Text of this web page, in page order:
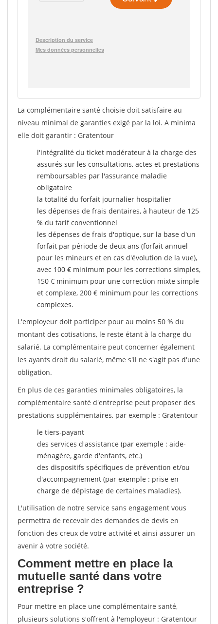
La complémentaire santé choisie doit satisfaire au
niveau minimal de garanties exigé par la loi. A minima
elle doit garantir : Gratentour
l'intégralité du ticket modérateur à la charge des
assurés sur les consultations, actes et prestations
remboursables par l'assurance maladie
obligatoire
la totalité du forfait journalier hospitalier
les dépenses de frais dentaires, à hauteur de 125
% du tarif conventionnel
les dépenses de frais d'optique, sur la base d'un
forfait par période de deux ans (forfait annuel
pour les mineurs et en cas d'évolution de la vue),
avec 100 € minimum pour les corrections simples,
150 € minimum pour une correction mixte simple
et complexe, 200 € minimum pour les corrections
complexes.
L'employeur doit participer pour au moins 50 % du
montant des cotisations, le reste étant à la charge du
salarié. La complémentaire peut concerner également
les ayants droit du salarié, même s'il ne s'agit pas d'une
obligation.
En plus de ces garanties minimales obligatoires, la
complémentaire santé d'entreprise peut proposer des
prestations supplémentaires, par exemple : Gratentour
le tiers-payant
des services d'assistance (par exemple : aide-
ménagère, garde d'enfants, etc.)
des dispositifs spécifiques de prévention et/ou
d'accompagnement (par exemple : prise en
charge de dépistage de certaines maladies).
L'utilisation de notre service sans engagement vous
permettra de recevoir des demandes de devis en
fonction des creux de votre activité et ainsi assurer un
avenir à votre société.
Comment mettre en place la
mutuelle santé dans votre
entreprise ?
Pour mettre en place une complémentaire santé,
plusieurs solutions s'offrent à l'employeur : Gratentour